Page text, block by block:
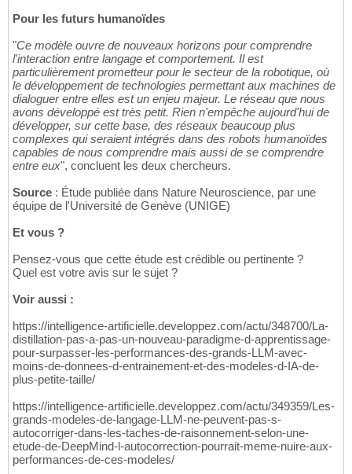
Pour les futurs humanoïdes
"Ce modèle ouvre de nouveaux horizons pour comprendre
l'interaction entre langage et comportement. Il est
particulièrement prometteur pour le secteur de la robotique, où
le développement de technologies permettant aux machines de
dialoguer entre elles est un enjeu majeur. Le réseau que nous
avons développé est très petit. Rien n'empêche aujourd'hui de
développer, sur cette base, des réseaux beaucoup plus
complexes qui seraient intégrés dans des robots humanoïdes
capables de nous comprendre mais aussi de se comprendre
entre eux", concluent les deux chercheurs.
Source : Étude publiée dans Nature Neuroscience, par une
équipe de l'Université de Genève (UNIGE)
Et vous ?
Pensez-vous que cette étude est crédible ou pertinente ?
Quel est votre avis sur le sujet ?
Voir aussi :
https://intelligence-artificielle.developpez.com/actu/348700/La-
distillation-pas-a-pas-un-nouveau-paradigme-d-apprentissage-
pour-surpasser-les-performances-des-grands-LLM-avec-
moins-de-donnees-d-entrainement-et-des-modeles-d-IA-de-
plus-petite-taille/
https://intelligence-artificielle.developpez.com/actu/349359/Les-
grands-modeles-de-langage-LLM-ne-peuvent-pas-s-
autocorriger-dans-les-taches-de-raisonnement-selon-une-
etude-de-DeepMind-l-autocorrection-pourrait-meme-nuire-aux-
performances-de-ces-modeles/